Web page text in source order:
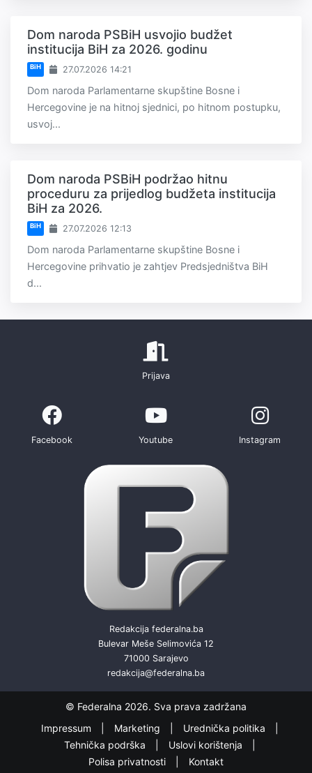
Dom naroda PSBiH usvojio budžet
institucija BiH za 2026. godinu
BiH 27.07.2026 14:21
Dom naroda Parlamentarne skupštine Bosne i
Hercegovine je na hitnoj sjednici, po hitnom postupku,
usvoj...
Dom naroda PSBiH podržao hitnu
proceduru za prijedlog budžeta institucija
BiH za 2026.
BiH 27.07.2026 12:13
Dom naroda Parlamentarne skupštine Bosne i
Hercegovine prihvatio je zahtjev Predsjedništva BiH
d...
Prijava
Facebook Youtube Instagram
Redakcija federalna.ba
Bulevar Meše Selimovića 12
71000 Sarajevo
redakcija@federalna.ba
© Federalna 2026. Sva prava zadržana
Impressum
Marketing
Urednička politika
Tehnička podrška
Uslovi korištenja
Polisa privatnosti
Kontakt